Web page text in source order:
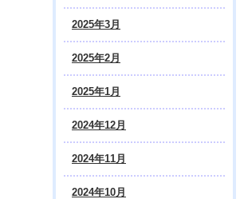
2025年3月
2025年2月
2025年1月
2024年12月
2024年11月
2024年10月